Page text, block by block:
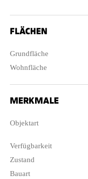
FLÄCHEN
Grundfläche
Wohnfläche
MERKMALE
Objektart
Verfügbarkeit
Zustand
Bauart